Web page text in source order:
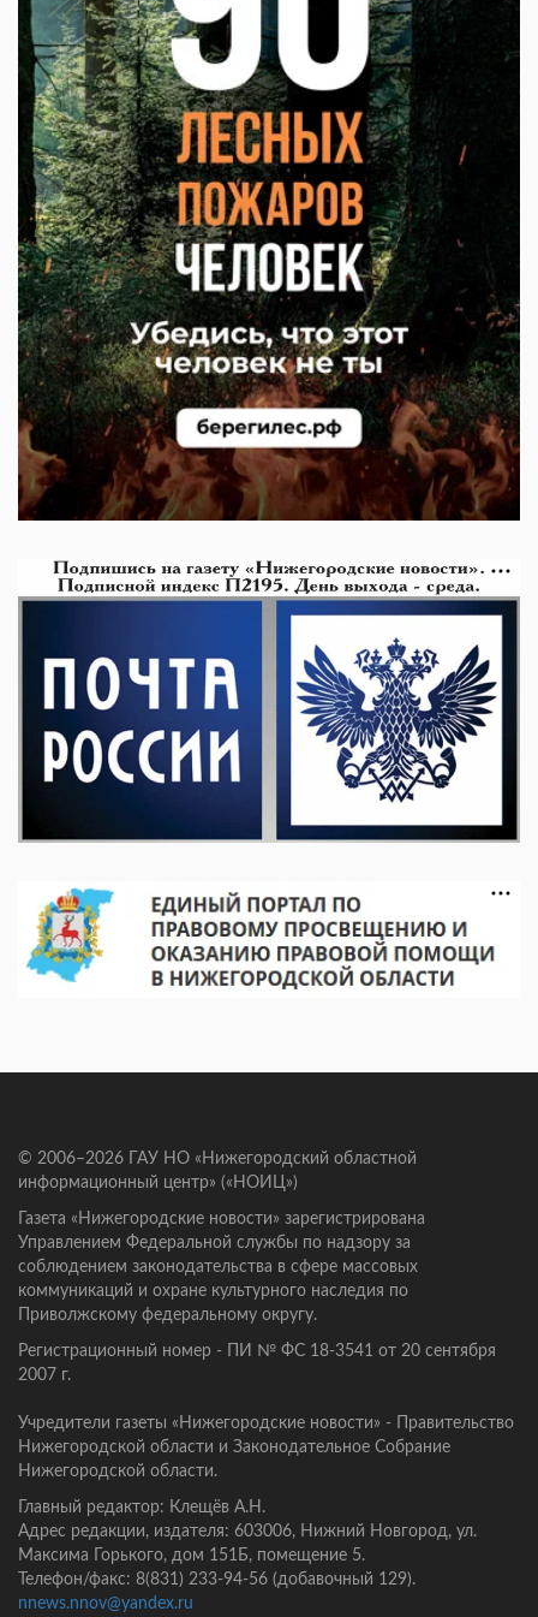
© 2006–2026 ГАУ НО «Нижегородский областной
информационный центр» («НОИЦ»)
Газета «Нижегородские новости» зарегистрирована
Управлением Федеральной службы по надзору за
соблюдением законодательства в сфере массовых
коммуникаций и охране культурного наследия по
Приволжскому федеральному округу.
Регистрационный номер - ПИ № ФС 18-3541 от 20 сентября
2007 г.
Учредители газеты «Нижегородские новости» - Правительство
Нижегородской области и Законодательное Собрание
Нижегородской области.
Главный редактор: Клещёв А.Н.
Адрес редакции, издателя: 603006, Нижний Новгород, ул.
Максима Горького, дом 151Б, помещение 5.
Телефон/факс: 8(831) 233-94-56 (добавочный 129).
nnews.nnov@yandex.ru